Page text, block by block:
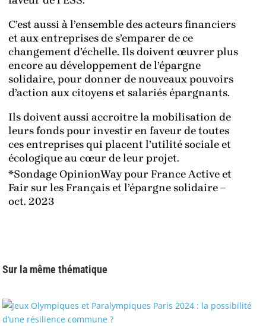
C’est aussi à l’ensemble des acteurs financiers
et aux entreprises de s’emparer de ce
changement d’échelle. Ils doivent œuvrer plus
encore au développement de l’épargne
solidaire, pour donner de nouveaux pouvoirs
d’action aux citoyens et salariés épargnants.
Ils doivent aussi accroitre la mobilisation de
leurs fonds pour investir en faveur de toutes
ces entreprises qui placent l’utilité sociale et
écologique au cœur de leur projet.
*Sondage OpinionWay pour France Active et
Fair sur les Français et l’épargne solidaire –
oct. 2023
Sur la même thématique